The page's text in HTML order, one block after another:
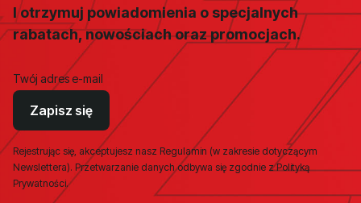
I otrzymuj powiadomienia o specjalnych
rabatach, nowościach oraz promocjach.
Twój adres e-mail
Zapisz się
Rejestrując się, akceptujesz nasz Regulamin (w zakresie dotyczącym
Newslettera). Przetwarzanie danych odbywa się zgodnie z Polityką
Prywatności.